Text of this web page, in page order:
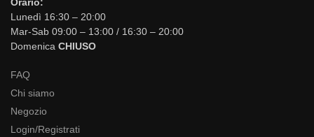
Orario:
Lunedì 16:30 – 20:00
Mar-Sab 09:00 – 13:00 / 16:30 – 20:00
Domenica CHIUSO
FAQ
Chi siamo
Negozio
Login/Registrati